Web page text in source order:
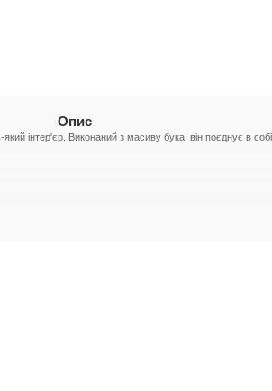
Опис
Виконаний з масиву бука, він поєднує в собі